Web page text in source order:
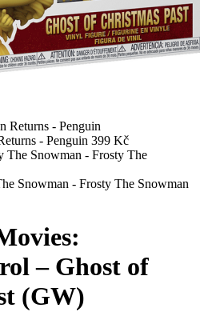
- Penguin 399 Kč
Snowman - Frosty The Snowman
– Ghost of
(GW)